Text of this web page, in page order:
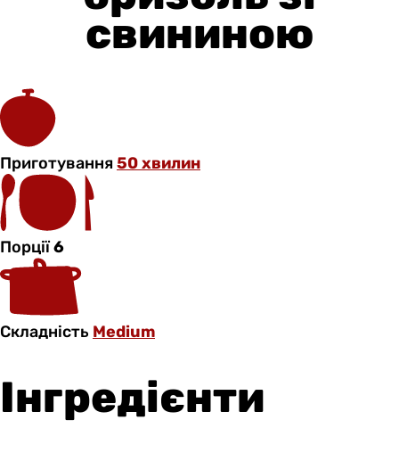
свининою
Приготування50 хвилин
Порції6
Складність Medium
Інгредієнти